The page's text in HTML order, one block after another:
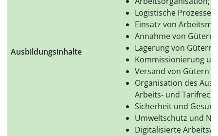
Ausbildungsinhalte
Logistische
Einsatz von
Annahme von Gütern
Lagerung von Gütern
Kommissionierung
Versand von Gütern
Organisation des
Arbeits- und Tarifrecht
Sicherheit und
Umweltschutz und
Digitalisierte